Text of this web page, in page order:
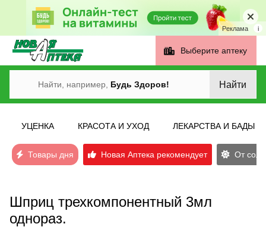
Реклама i
Выберите аптеку
Найти, например, Будь Здоров! Найти
УЦЕНКА КРАСОТА И УХОД ЛЕКАРСТВА И БАДЫ
Товары дня Новая Аптека рекомендует От
Шприц трехкомпонентный 3мл
однораз.